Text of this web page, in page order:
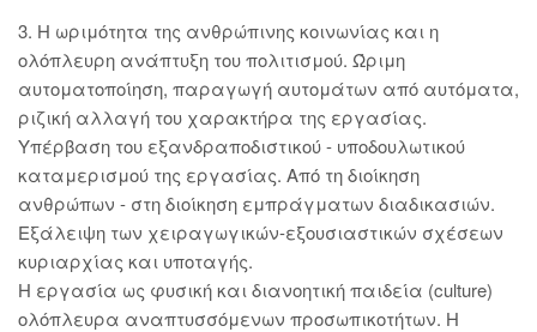
3. Η ωριμότητα της ανθρώπινης κοινωνίας και η
ολόπλευρη ανάπτυξη του πολιτισμού. Ώριμη
αυτοματοποίηση, παραγωγή αυτομάτων από αυτόματα,
ριζική αλλαγή του χαρακτήρα της εργασίας.
Υπέρβαση του εξανδραποδιστικού - υποδουλωτικού
καταμερισμού της εργασίας. Από τη διοίκηση
ανθρώπων - στη διοίκηση εμπράγματων διαδικασιών.
Εξάλειψη των χειραγωγικών-εξουσιαστικών σχέσεων
κυριαρχίας και υποταγής.
Η εργασία ως φυσική και διανοητική παιδεία (culture)
ολόπλευρα αναπτυσσόμενων προσωπικοτήτων. Η